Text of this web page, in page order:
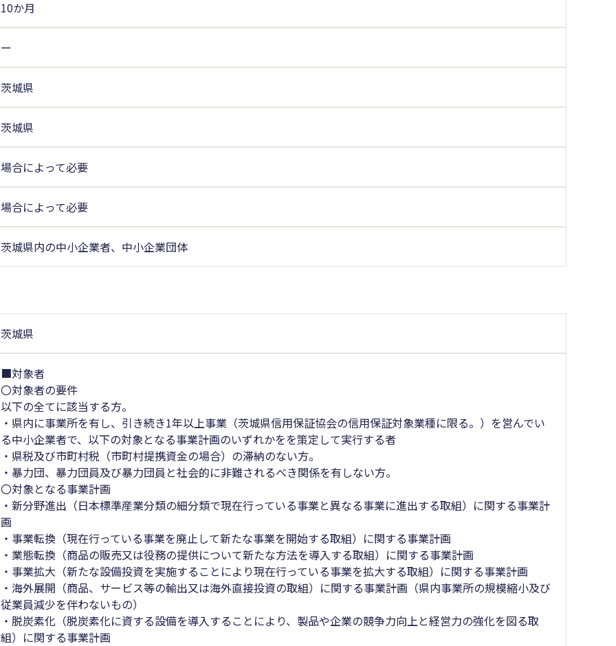
10か月
ー
茨城県
茨城県
場合によって必要
場合によって必要
茨城県内の中小企業者、中小企業団体
茨城県
■対象者
〇対象者の要件
以下の全てに該当する方。
・県内に事業所を有し、引き続き1年以上事業（茨城県信用保証協会の信用保証対象業種に限る。）を営んでい
る中小企業者で、以下の対象となる事業計画のいずれかをを策定して実行する者
・県税及び市町村税（市町村提携資金の場合）の滞納のない方。
・暴力団、暴力団員及び暴力団員と社会的に非難されるべき関係を有しない方。
〇対象となる事業計画
・新分野進出（日本標準産業分類の細分類で現在行っている事業と異なる事業に進出する取組）に関する事業計
画
・事業転換（現在行っている事業を廃止して新たな事業を開始する取組）に関する事業計画
・業態転換（商品の販売又は役務の提供について新たな方法を導入する取組）に関する事業計画
・事業拡大（新たな設備投資を実施することにより現在行っている事業を拡大する取組）に関する事業計画
・海外展開（商品、サービス等の輸出又は海外直接投資の取組）に関する事業計画（県内事業所の規模縮小及び
従業員減少を伴わないもの）
・脱炭素化（脱炭素化に資する設備を導入することにより、製品や企業の競争力向上と経営力の強化を図る取
組）に関する事業計画